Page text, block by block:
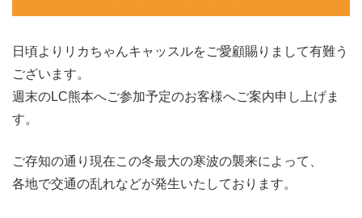
日頃よりリカちゃんキャッスルをご愛顧賜りまして有難う
ございます。
週末のLC熊本へご参加予定のお客様へご案内申し上げま
す。
ご存知の通り現在この冬最大の寒波の襲来によって、
各地で交通の乱れなどが発生いたしております。